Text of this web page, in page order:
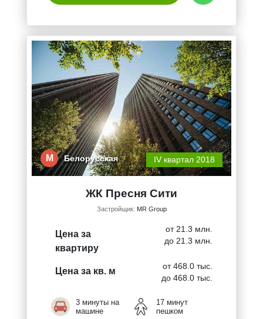
М Белорусская IV квартал 2018
ЖК Пресня Сити
Застройщик: MR Group
Цена за
квартиру
от 21.3 млн.
до 21.3 млн.
Цена за кв. м
от 468.0 тыс.
до 468.0 тыс.
3 минуты на
машине
17 минут
пешком